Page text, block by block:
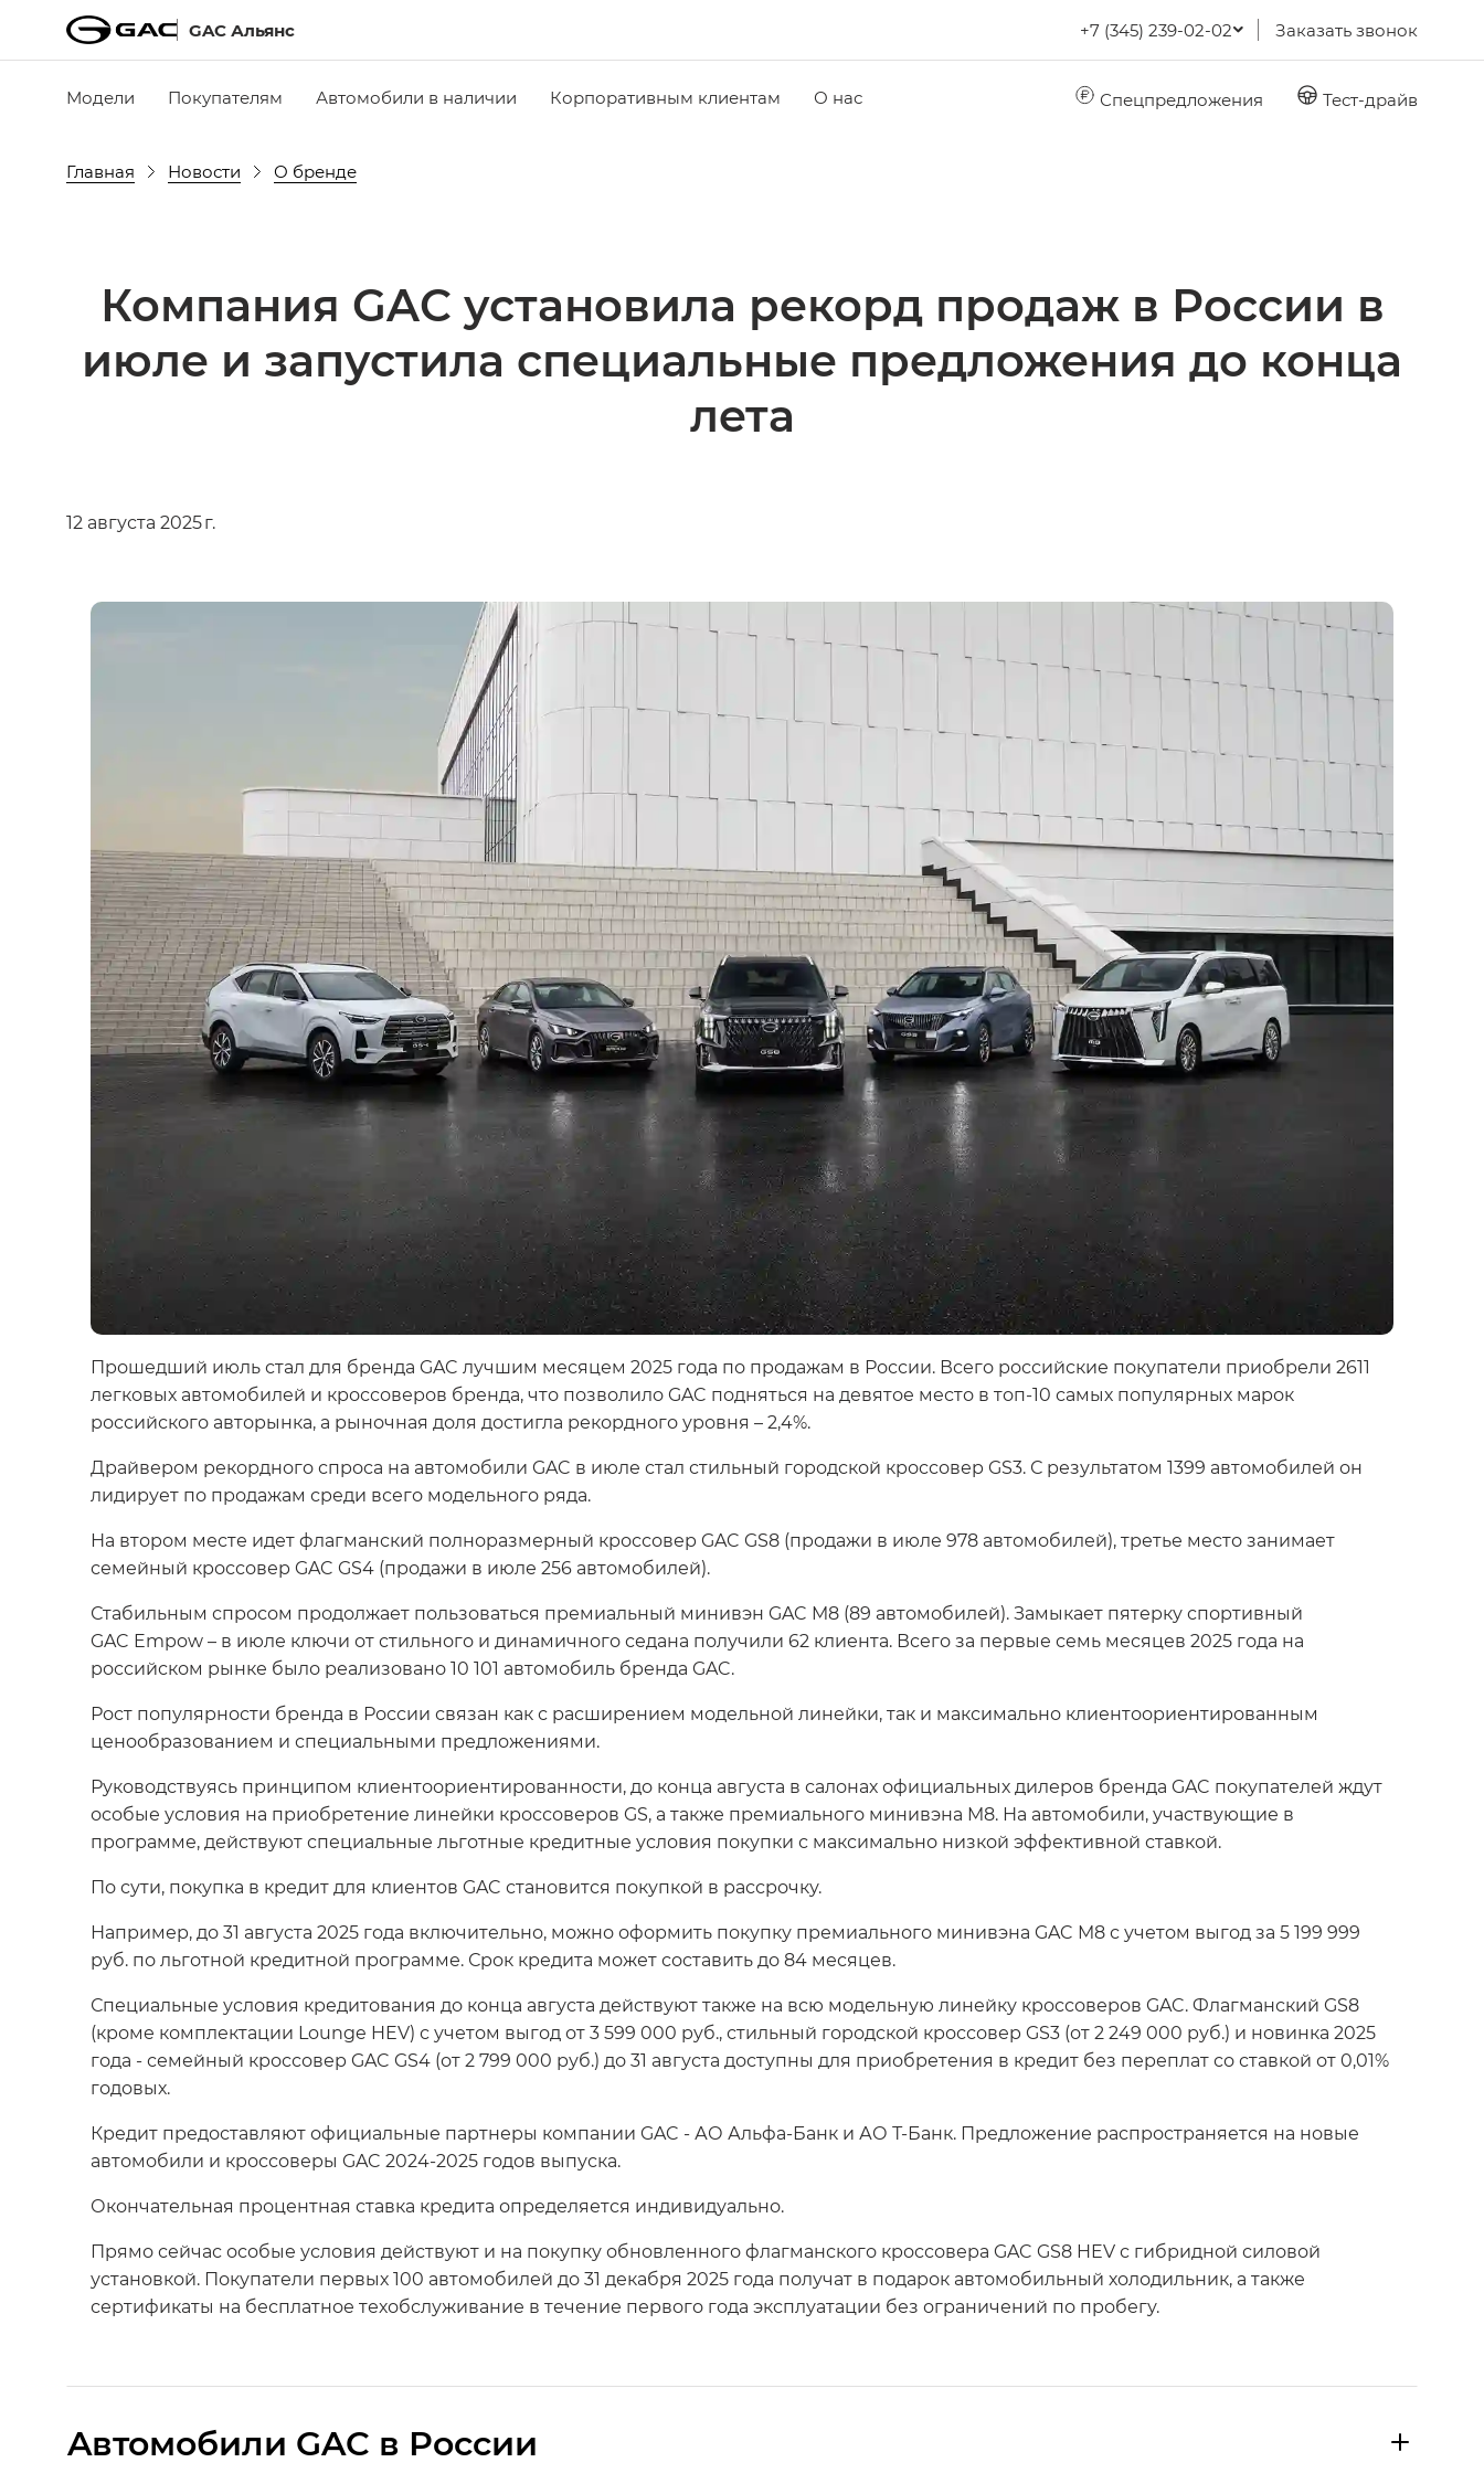
GAC Альянс +7 (345) 239-02-02 Заказать звонок
Модели Покупателям Автомобили в наличии Корпоративным клиентам О нас Спецпредложения Тест-драйв
Главная Новости О бренде
Компания GAC установила рекорд продаж в России в
июле и запустила специальные предложения до конца
лета
12 августа 2025 г.
Прошедший июль стал для бренда GAC лучшим месяцем 2025 года по продажам в России. Всего российские покупатели приобрели 2611
легковых автомобилей и кроссоверов бренда, что позволило GAC подняться на девятое место в топ-10 самых популярных марок
российского авторынка, а рыночная доля достигла рекордного уровня – 2,4%.
Драйвером рекордного спроса на автомобили GAC в июле стал стильный городской кроссовер GS3. С результатом 1399 автомобилей он
лидирует по продажам среди всего модельного ряда.
На втором месте идет флагманский полноразмерный кроссовер GAC GS8 (продажи в июле 978 автомобилей), третье место занимает
семейный кроссовер GAC GS4 (продажи в июле 256 автомобилей).
Стабильным спросом продолжает пользоваться премиальный минивэн GAC M8 (89 автомобилей). Замыкает пятерку спортивный
GAC Empow – в июле ключи от стильного и динамичного седана получили 62 клиента. Всего за первые семь месяцев 2025 года на
российском рынке было реализовано 10 101 автомобиль бренда GAC.
Рост популярности бренда в России связан как с расширением модельной линейки, так и максимально клиентоориентированным
ценообразованием и специальными предложениями.
Руководствуясь принципом клиентоориентированности, до конца августа в салонах официальных дилеров бренда GAC покупателей ждут
особые условия на приобретение линейки кроссоверов GS, а также премиального минивэна M8. На автомобили, участвующие в
программе, действуют специальные льготные кредитные условия покупки с максимально низкой эффективной ставкой.
По сути, покупка в кредит для клиентов GAC становится покупкой в рассрочку.
Например, до 31 августа 2025 года включительно, можно оформить покупку премиального минивэна GAC M8 с учетом выгод за 5 199 999
руб. по льготной кредитной программе. Срок кредита может составить до 84 месяцев.
Специальные условия кредитования до конца августа действуют также на всю модельную линейку кроссоверов GAC. Флагманский GS8
(кроме комплектации Lounge HEV) с учетом выгод от 3 599 000 руб., стильный городской кроссовер GS3 (от 2 249 000 руб.) и новинка 2025
года - семейный кроссовер GAC GS4 (от 2 799 000 руб.) до 31 августа доступны для приобретения в кредит без переплат со ставкой от 0,01%
годовых.
Кредит предоставляют официальные партнеры компании GAC - АО Альфа-Банк и АО Т-Банк. Предложение распространяется на новые
автомобили и кроссоверы GAC 2024-2025 годов выпуска.
Окончательная процентная ставка кредита определяется индивидуально.
Прямо сейчас особые условия действуют и на покупку обновленного флагманского кроссовера GAC GS8 HEV с гибридной силовой
установкой. Покупатели первых 100 автомобилей до 31 декабря 2025 года получат в подарок автомобильный холодильник, а также
сертификаты на бесплатное техобслуживание в течение первого года эксплуатации без ограничений по пробегу.
Aвтомобили GAC в России